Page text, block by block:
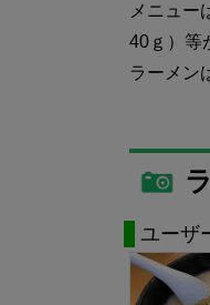
メニュー
40ｇ）等
ラーメン
ユーザ